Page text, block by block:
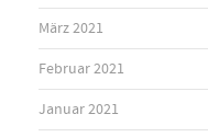
März 2021
Februar 2021
Januar 2021